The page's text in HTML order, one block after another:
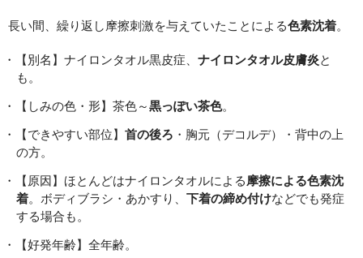
長い間、繰り返し摩擦刺激を与えていたことによる色素沈着。
【別名】ナイロンタオル黒皮症、 ナイロンタオル皮膚炎と
も。
【しみの色・形】茶色～黒っぽい茶色。
【できやすい部位】 首の後ろ ・胸元（デコルデ）・背中の上
の方。
【原因】ほとんどはナイロンタオルによる摩擦による色素沈
着。ボディブラシ・あかすり、 下着の締め付けなどでも発症
する場合も。
【好発年齢】全年齢。